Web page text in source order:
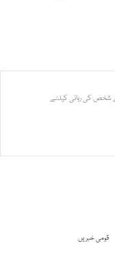
آئی والوں کو ایسے شخص کی رہائی کیلئے
قومی خبریں